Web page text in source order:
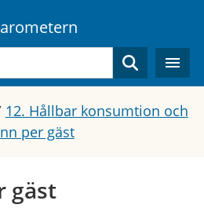
Sök
12. Hållbar konsumtion och
per gäst
gäst